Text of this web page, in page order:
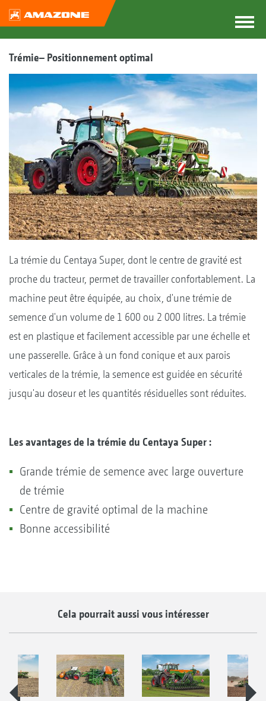
Trémie– Positionnement optimal
La trémie du Centaya Super, dont le centre de gravité est
proche du tracteur, permet de travailler confortablement. La
machine peut être équipée, au choix, d'une trémie de
semence d'un volume de 1 600 ou 2 000 litres. La trémie
est en plastique et facilement accessible par une échelle et
une passerelle. Grâce à un fond conique et aux parois
verticales de la trémie, la semence est guidée en sécurité
jusqu'au doseur et les quantités résiduelles sont réduites.
Les avantages de la trémie du Centaya Super :
Grande trémie de semence avec large ouverture
de trémie
Centre de gravité optimal de la machine
Bonne accessibilité
Cela pourrait aussi vous intéresser